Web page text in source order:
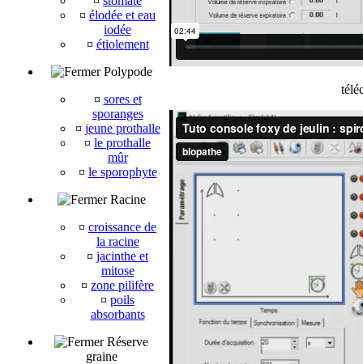
¤ élodée et eau
iodée
¤ étiolement
Polypode
¤ sores et
sporanges
¤ jeune prothalle
¤ le prothalle
mûr
¤ le sporophyte
Racine
¤ croissance de
la racine
¤ jacinthe et
mitose
¤ zone pilifère
¤ poils
absorbants
Réserve
graine